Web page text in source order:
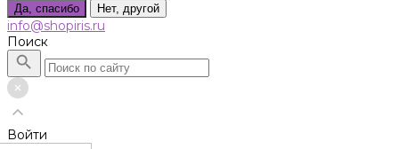
Да, спасибо Нет, другой
info@shopiris.ru
Поиск
Войти